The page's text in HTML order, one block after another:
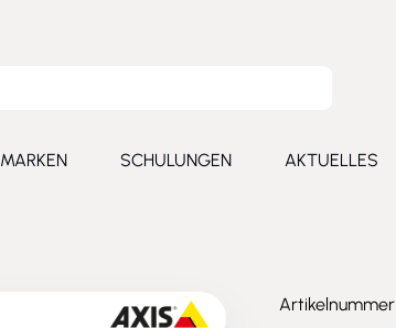
MARKEN
SCHULUNGEN
AKTUELLES
Artikelnummer